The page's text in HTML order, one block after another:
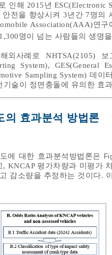
인해 2015년
전을 향상시켜 3년간 7명의
Association(AAA)연
명이 넘는 사람들의 생명
외사례로 NHTSA(2105) 보
System), GES(General
Sampling System) 데
술이 정면충돌에 유의한 효
의 효과분석 방법론
에 대한 효과분석방법론은
, KNCAP 평가차량과 미평가
감소량을 추정하는 것이다.